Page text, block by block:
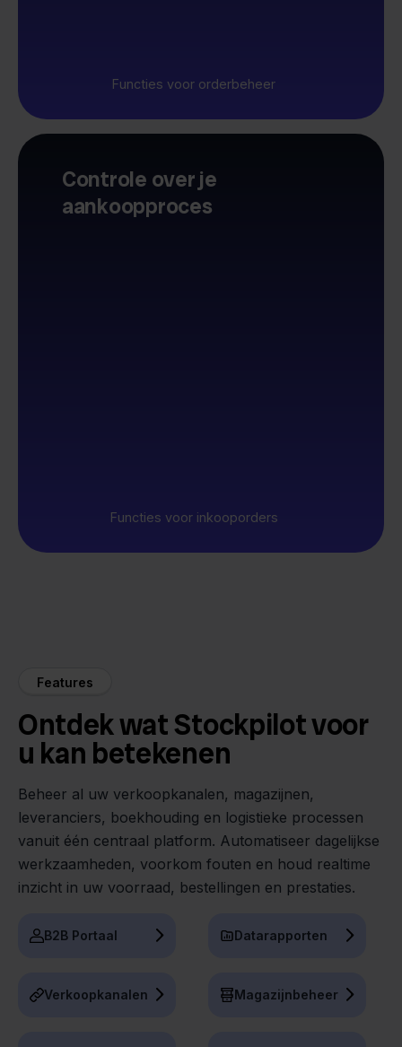
Functies voor orderbeheer
Controle over je
aankoopproces
Functies voor inkooporders
Features
Ontdek wat Stockpilot voor
u kan betekenen
Beheer al uw verkoopkanalen, magazijnen,
leveranciers, boekhouding en logistieke processen
vanuit één centraal platform. Automatiseer dagelijkse
werkzaamheden, voorkom fouten en houd realtime
inzicht in uw voorraad, bestellingen en prestaties.
B2B Portaal Datarapporten
Verkoopkanalen Magazijnbeheer